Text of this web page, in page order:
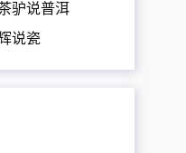
驴说普洱
说瓷